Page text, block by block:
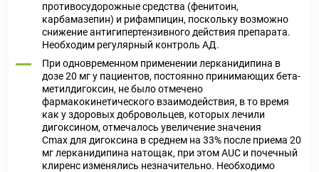
противосудорожные средства (фенитоин,
карбамазепин) и рифампицин, поскольку возможно
снижение антигипертензивного действия препарата.
Необходим регулярный контроль АД.
При одновременном применении лерканидипина в
дозе 20 мг у пациентов, постоянно принимающих бета-
метилдигоксин, не было отмечено
фармакокинетического взаимодействия, в то время
как у здоровых добровольцев, которых лечили
дигоксином, отмечалось увеличение значения
Cmax для дигоксина в среднем на 33% после приема 20
мг лерканидипина натощак, при этом AUC и почечный
клиренс изменялись незначительно. Необходимо